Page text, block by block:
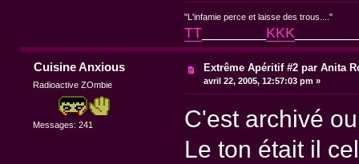
"L'infamie perce et laisse des trous...."
TT________ KKK
Cuisine Anxious
Radioactive ZOmbie
Messages: 241
Extrême Apéritif #2 par Anita
avril 22, 2005, 12:57:03 pm »
C'est archivé
Le ton était il